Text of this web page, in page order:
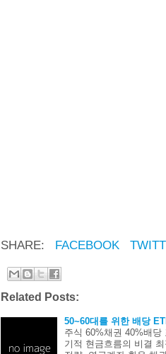
SHARE: FACEBOOK
Related Posts:
50~60대를 위한 배당
주식 60%채권 40%배
기적 현금흐름의 비결